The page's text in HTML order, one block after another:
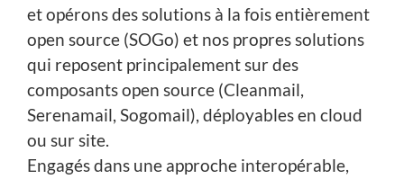
et opérons des solutions à la fois entièrement
open source (SOGo) et nos propres solutions
qui reposent principalement sur des
composants open source (Cleanmail,
Serenamail, Sogomail), déployables en cloud
ou sur site.
Engagés dans une approche interopérable,